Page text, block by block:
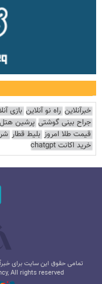
خبرآنلاین راه نو آنلاین بازی
جراح بینی گوشتی پرشین هتل
قیمت طلا امروز بلیط قطار
خرید اکانت chatgpt
تمامی حقوق این سایت برای
All rights reserved